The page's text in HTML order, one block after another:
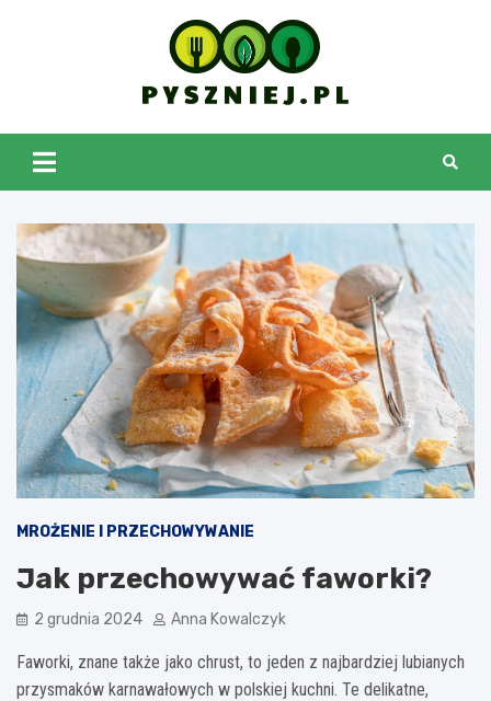
pyszniej.pl
MROŻENIE I PRZECHOWYWANIE
Jak przechowywać faworki?
2 grudnia 2024 Anna Kowalczyk
Faworki, znane także jako chrust, to jeden z najbardziej lubianych
przysmaków karnawałowych w polskiej kuchni. Te delikatne,